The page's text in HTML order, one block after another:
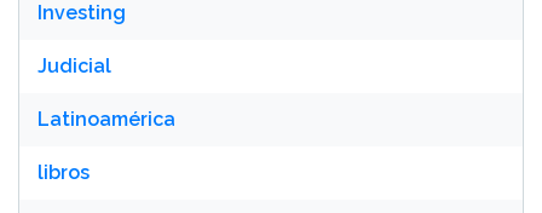
Investing
Judicial
Latinoamérica
libros